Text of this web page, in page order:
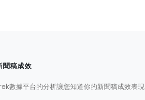
聞稿成效
數據平台的分析讓您知道你的新聞稿成效表現